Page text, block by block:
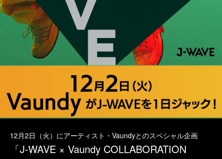
12月2日（火）にアーティスト・Vaundyとのスペシャル企画
「J-WAVE × Vaundy COLLABORATION